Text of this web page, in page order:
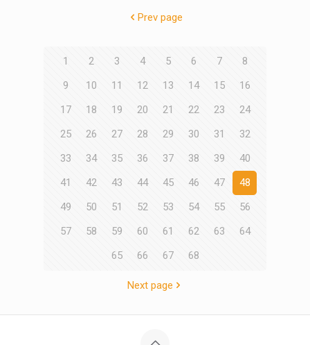
Prev page
1 2 3 4 5 6 7
8
9
10 11 12 13 14 15
16
17
18 19 20 21 22 23
24
25
26 27 28 29 30 31
32
33
34 35 36 37 38 39
40
41
42 43 44 45 46 47
48
49
50 51 52 53 54 55
56
57
58 59 60 61 62 63
64
65
66 67 68
Next page